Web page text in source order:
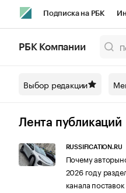
Подписка на РБК
Спецпроекты СПб
Технологии и медиа
РБК Компании
Выбор редакции
Лента публикаций
RUSSIFICATION.RU
Почему
2026 году
канала поставок